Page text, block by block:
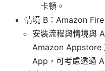
卡頓。
情境 B：Amazon
安裝流程與情境與
Amazon Appstore
App，可考慮透過